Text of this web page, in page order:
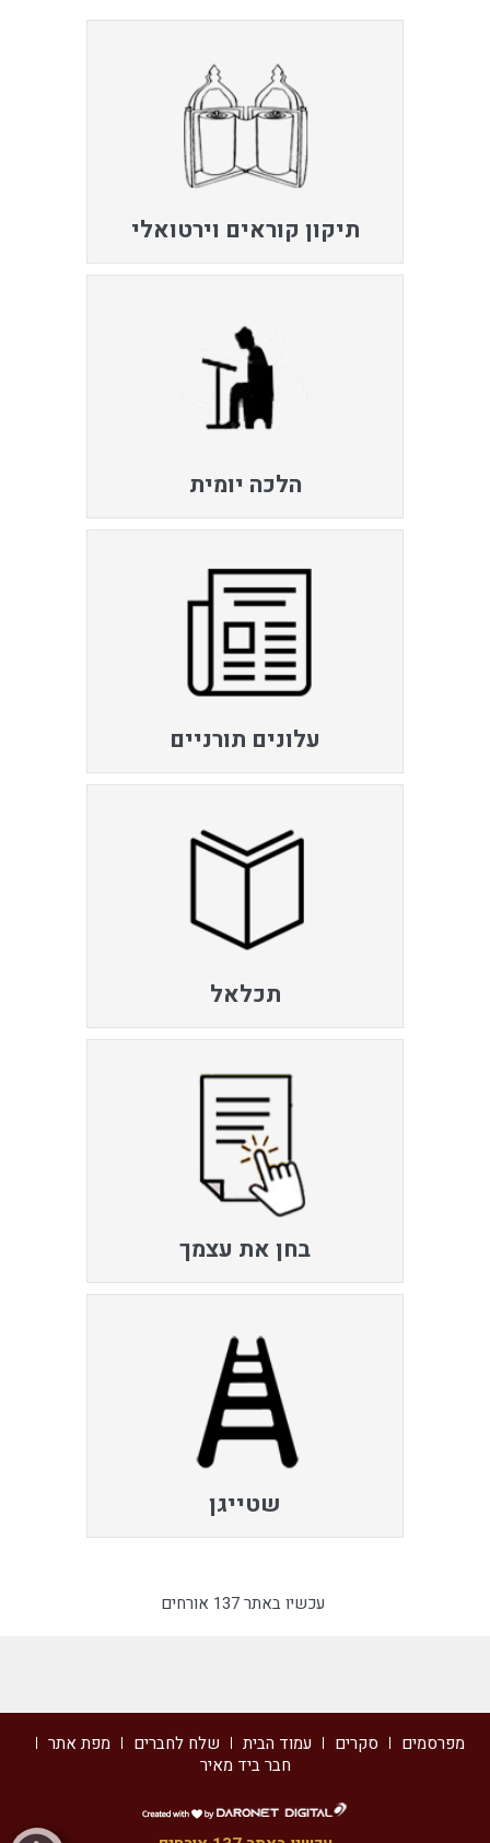
תיקון קוראים וירטואלי
הלכה יומית
עלונים תורניים
תכלאל
בחן את עצמך
שטייגן
עכשיו באתר 137 אורחים
מפרסמים סקרים עמוד הבית שלח לחברים
מפת אתר
חבר ביד מאיר
דרונט
דיגיטל